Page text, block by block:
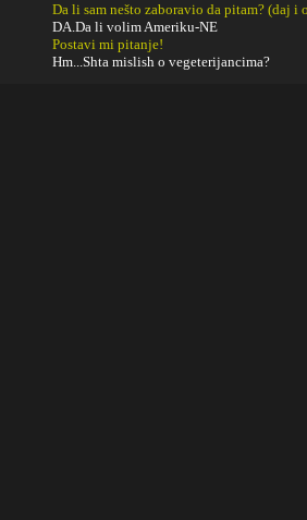
Da li sam nešto zaboravio da pitam? (daj i
DA.Da li volim Ameriku-NE
Postavi mi pitanje!
Hm...Shta mislish o vegeterijancima?